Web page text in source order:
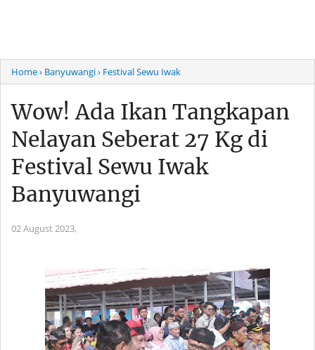
Home› Banyuwangi› Festival Sewu Iwak
Wow! Ada Ikan Tangkapan
Nelayan Seberat 27 Kg di
Festival Sewu Iwak
Banyuwangi
02 August 2023,